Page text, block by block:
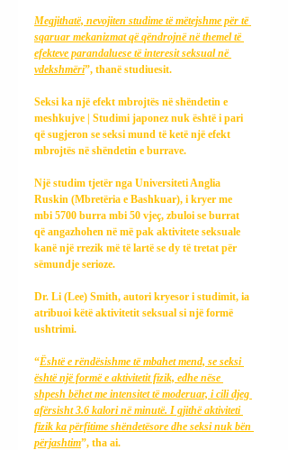
Megjithatë, nevojiten studime të mëtejshme për të
sqaruar mekanizmat që qëndrojnë në themel të
efekteve parandaluese të interesit seksual në
vdekshmëri”, thanë studiuesit.
Seksi ka një efekt mbrojtës në shëndetin e
meshkujve | Studimi japonez nuk është i pari
që sugjeron se seksi mund të ketë një efekt
mbrojtës në shëndetin e burrave.
Një studim tjetër nga Universiteti Anglia
Ruskin (Mbretëria e Bashkuar), i kryer me
mbi 5700 burra mbi 50 vjeç, zbuloi se burrat
që angazhohen në më pak aktivitete seksuale
kanë një rrezik më të lartë se dy të tretat për
sëmundje serioze.
Dr. Li (Lee) Smith, autori kryesor i studimit, ia
atribuoi këtë aktivitetit seksual si një formë
ushtrimi.
“Është e rëndësishme të mbahet mend, se seksi
është një formë e aktivitetit fizik, edhe nëse
shpesh bëhet me intensitet të moderuar, i cili djeg
afërsisht 3.6 kalori në minutë. I gjithë aktiviteti
fizik ka përfitime shëndetësore dhe seksi nuk bën
përjashtim”, tha ai.